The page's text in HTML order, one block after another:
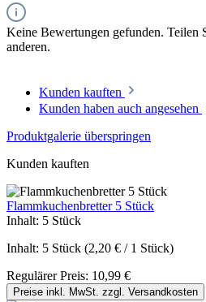
Keine Bewertungen gefunden. Teilen
anderen.
Kunden kauften
Kunden haben auch angesehen
Produktgalerie überspringen
Kunden kauften
Flammkuchenbretter 5 Stück
Inhalt: 5 Stück
Inhalt: 5 Stück (2,20 € / 1 Stück)
Regulärer Preis: 10,99 €
Preise inkl. MwSt. zzgl. Versandkosten